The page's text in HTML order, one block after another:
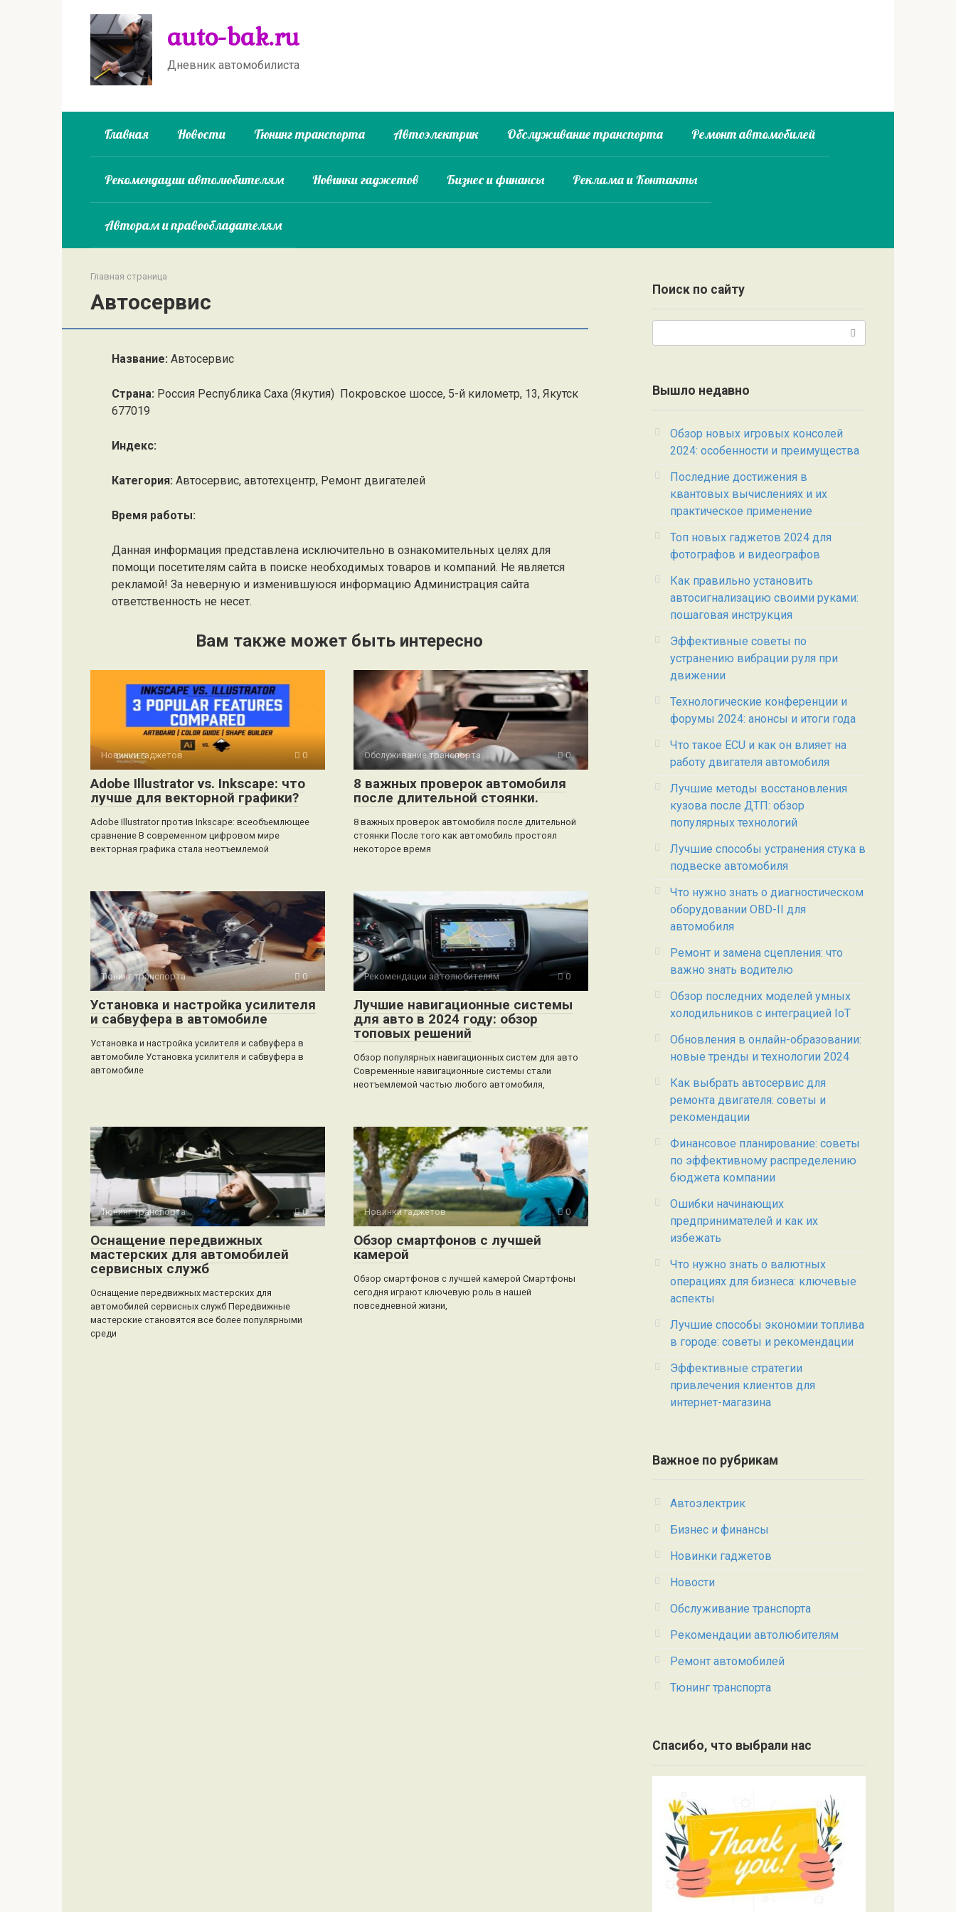
auto-bak.ru
Дневник автомобилиста
Главная Новости Тюнинг транспорта Автоэлектрик Обслуживание транспорта Ремонт автомобилей
Рекомендации автолюбителям Новинки гаджетов Бизнес и финансы Реклама и Контакты
Авторам и правообладателям
Главная страница
Автосервис
Название: Автосервис
Страна: Россия Республика Саха (Якутия) Покровское шоссе, 5-й километр, 13, Якутск
677019
Индекс:
Категория: Автосервис, автотехцентр, Ремонт двигателей
Время работы:
Данная информация представлена исключительно в ознакомительных целях для
помощи посетителям сайта в поиске необходимых товаров и компаний. Не является
рекламой! За неверную и изменившуюся информацию Администрация сайта
ответственность не несет.
Вам также может быть интересно
Новинки гаджетов 0
Adobe Illustrator vs. Inkscape: что
лучше для векторной графики?
Adobe Illustrator против Inkscape: всеобъемлющее
сравнение В современном цифровом мире
векторная графика стала неотъемлемой
Обслуживание транспорта 0
8 важных проверок автомобиля
после длительной стоянки.
8 важных проверок автомобиля после длительной
стоянки После того как автомобиль простоял
некоторое время
Тюнинг транспорта 0
Установка и настройка усилителя
и сабвуфера в автомобиле
Установка и настройка усилителя и сабвуфера в
автомобиле Установка усилителя и сабвуфера в
автомобиле
Рекомендации автолюбителям 0
Лучшие навигационные системы
для авто в 2024 году: обзор
топовых решений
Обзор популярных навигационных систем для авто
Современные навигационные системы стали
неотъемлемой частью любого автомобиля,
Тюнинг транспорта 0
Оснащение передвижных
мастерских для автомобилей
сервисных служб
Оснащение передвижных мастерских для
автомобилей сервисных служб Передвижные
мастерские становятся все более популярными
среди
Новинки гаджетов 0
Обзор смартфонов с лучшей
камерой
Обзор смартфонов с лучшей камерой Смартфоны
сегодня играют ключевую роль в нашей
повседневной жизни,
Поиск по сайту
Вышло недавно
Обзор новых игровых консолей
2024: особенности и преимущества
Последние достижения в
квантовых вычислениях и их
практическое применение
Топ новых гаджетов 2024 для
фотографов и видеографов
Как правильно установить
автосигнализацию своими руками:
пошаговая инструкция
Эффективные советы по
устранению вибрации руля при
движении
Технологические конференции и
форумы 2024: анонсы и итоги года
Что такое ECU и как он влияет на
работу двигателя автомобиля
Лучшие методы восстановления
кузова после ДТП: обзор
популярных технологий
Лучшие способы устранения стука в
подвеске автомобиля
Что нужно знать о диагностическом
оборудовании OBD-II для
автомобиля
Ремонт и замена сцепления: что
важно знать водителю
Обзор последних моделей умных
холодильников с интеграцией IoT
Обновления в онлайн-образовании:
новые тренды и технологии 2024
Как выбрать автосервис для
ремонта двигателя: советы и
рекомендации
Финансовое планирование: советы
по эффективному распределению
бюджета компании
Ошибки начинающих
предпринимателей и как их
избежать
Что нужно знать о валютных
операциях для бизнеса: ключевые
аспекты
Лучшие способы экономии топлива
в городе: советы и рекомендации
Эффективные стратегии
привлечения клиентов для
интернет-магазина
Важное по рубрикам
Автоэлектрик
Бизнес и финансы
Новинки гаджетов
Новости
Обслуживание транспорта
Рекомендации автолюбителям
Ремонт автомобилей
Тюнинг транспорта
Спасибо, что выбрали нас